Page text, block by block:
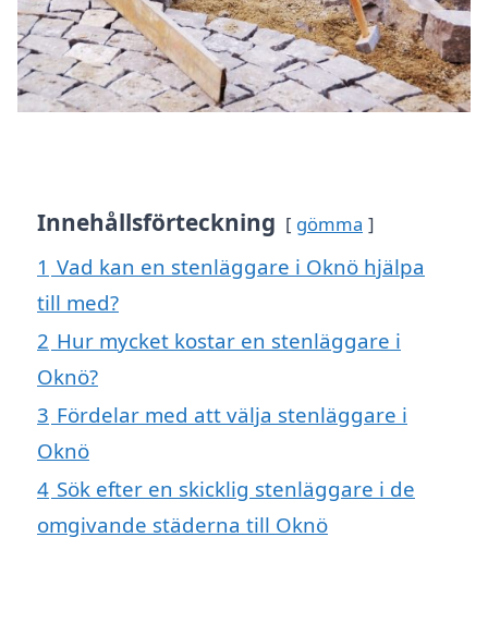
Innehållsförteckning gömma
1 Vad kan en stenläggare i Oknö hjälpa
till med?
2 Hur mycket kostar en stenläggare i
Oknö?
3 Fördelar med att välja stenläggare i
Oknö
4 Sök efter en skicklig stenläggare i de
omgivande städerna till Oknö